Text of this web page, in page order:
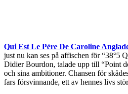
Qui Est Le Père De Caroline
just nu kan ses på affischen för “38°5
Didier Bourdon, talade upp till “Point
och sina ambitioner. Chansen för
fars försvinnande, ett av hennes livs